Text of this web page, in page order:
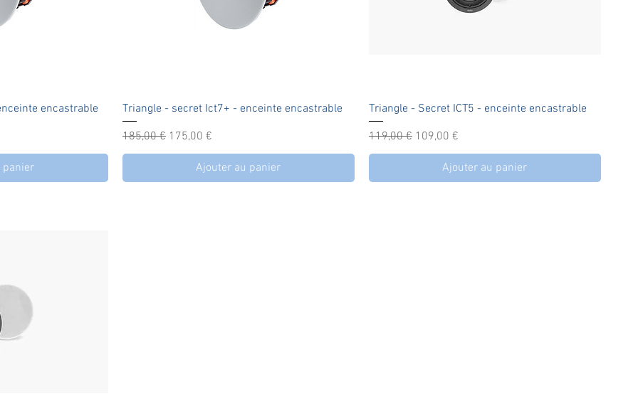
encastrable
panier
Aperçu rapide
Triangle - secret Ict7+ - enceinte encastrable
Prix original
185,00 € Prix promotionnel
175,00 €
Ajouter au panier
Aperçu rapide
Triangle - Secret ICT5 - enceinte encastrable
Prix original
119,00 € Prix promotionnel
109,00 €
Ajouter au panier